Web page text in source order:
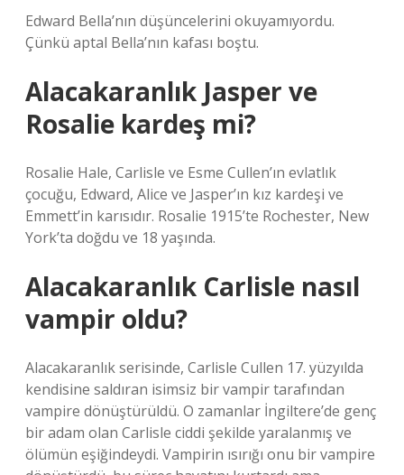
Edward Bella’nın düşüncelerini okuyamıyordu.
Çünkü aptal Bella’nın kafası boştu.
Alacakaranlık Jasper ve
Rosalie kardeş mi?
Rosalie Hale, Carlisle ve Esme Cullen’ın evlatlık
çocuğu, Edward, Alice ve Jasper’ın kız kardeşi ve
Emmett’in karısıdır. Rosalie 1915’te Rochester, New
York’ta doğdu ve 18 yaşında.
Alacakaranlık Carlisle nasıl
vampir oldu?
Alacakaranlık serisinde, Carlisle Cullen 17. yüzyılda
kendisine saldıran isimsiz bir vampir tarafından
vampire dönüştürüldü. O zamanlar İngiltere’de genç
bir adam olan Carlisle ciddi şekilde yaralanmış ve
ölümün eşiğindeydi. Vampirin ısırığı onu bir vampire